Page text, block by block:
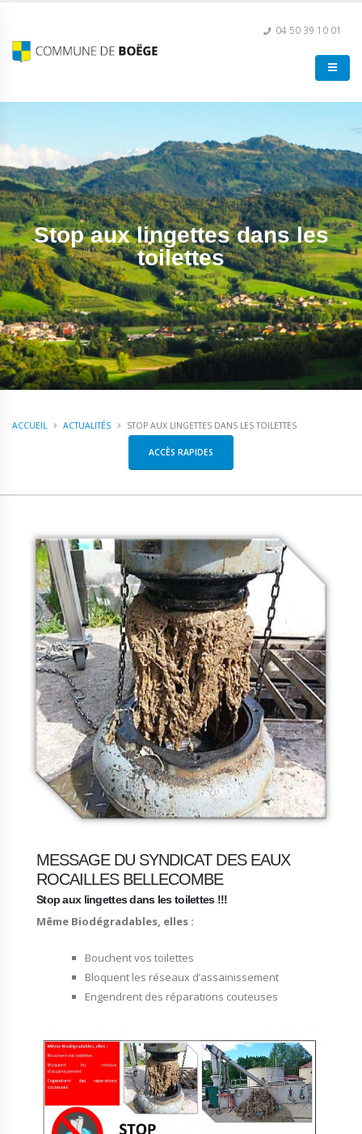
04 50 39 10 01
Stop aux lingettes dans les
toilettes
ACCUEIL ACTUALITÉS STOP AUX LINGETTES DANS LES TOILETTES
ACCÈS RAPIDES
MESSAGE DU SYNDICAT DES EAUX
ROCAILLES BELLECOMBE
Stop aux lingettes dans les toilettes !!!
Même Biodégradables, elles :
Bouchent vos toilettes
Bloquent les réseaux d’assainissement
Engendrent des réparations couteuses